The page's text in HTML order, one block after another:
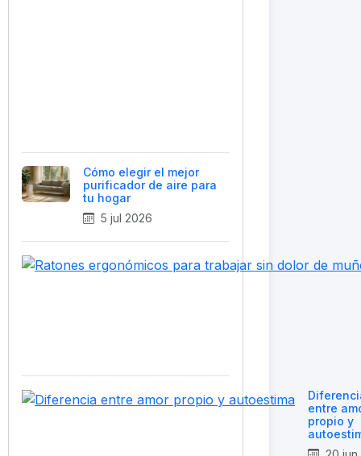
Cómo elegir el mejor
purificador de aire para
tu hogar
5 jul 2026
entre
propio y